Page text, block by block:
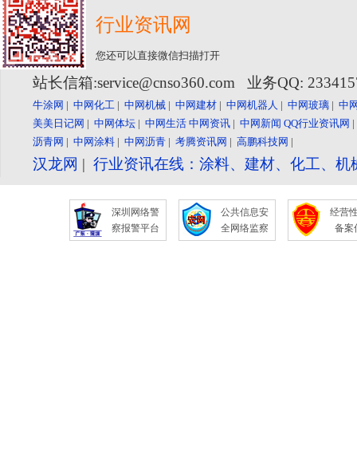
行业资讯网
您还可以直接微信扫描打开
站长信箱:service@cnso360.com 业务QQ:
牛涂网 | 中网化工 | 中网机械 | 中网建材 | 中网机器人 | 中网玻璃 | 中
美美日记网 | 中网体坛 | 中网生活 中网资讯 | 中网新闻 QQ行业资讯网
沥青网 | 中网涂料 | 中网沥青 | 考腾资讯网 | 高鹏科技网 |
汉龙网 | 行业资讯在线：涂料、建材、化工、
深圳网络警
察报警平台
公共信息安
全网络监察
经营
备案